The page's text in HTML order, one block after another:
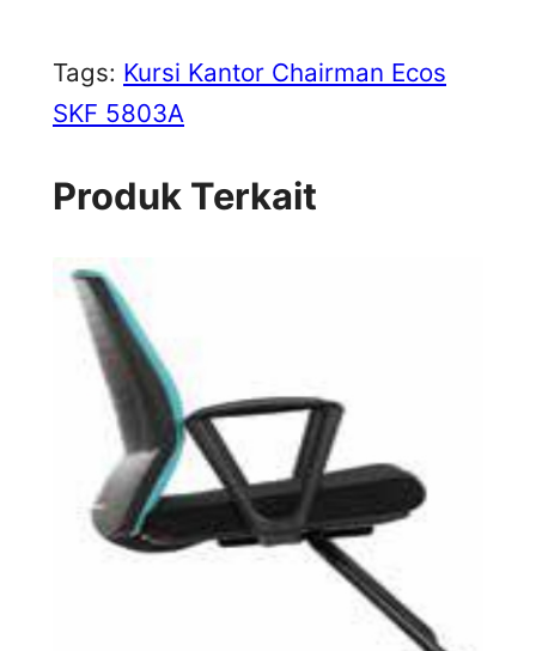
Tags: Kursi Kantor Chairman Ecos
SKF 5803A
Produk Terkait